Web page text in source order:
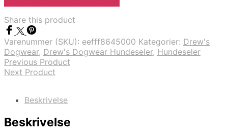
Share this product
Varenummer (SKU): eefff8645000 Kategorier: Drew's
Dogwear, Drew's Dogwear Hundeseler, Hundeseler
Previous Product
Next Product
Beskrivelse
Beskrivelse